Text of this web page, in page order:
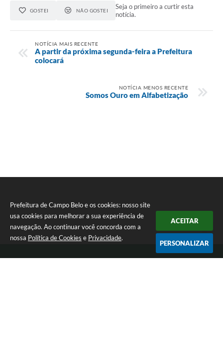
Prefeitura de Campo Belo e os cookies: nosso site
usa cookies para melhorar a sua experiência de
navegação. Ao continuar você concorda com a
nossa Política de Cookies e Privacidade.
ACEITAR
PERSONALIZAR
GOSTEI NÃO GOSTEI
Seja o primeiro a curtir esta
notícia.
NOTÍCIA MAIS RECENTE
A partir da próxima segunda-feira a Prefeitura
colocará
NOTÍCIA MENOS RECENTE
Somos Ouro em Alfabetização